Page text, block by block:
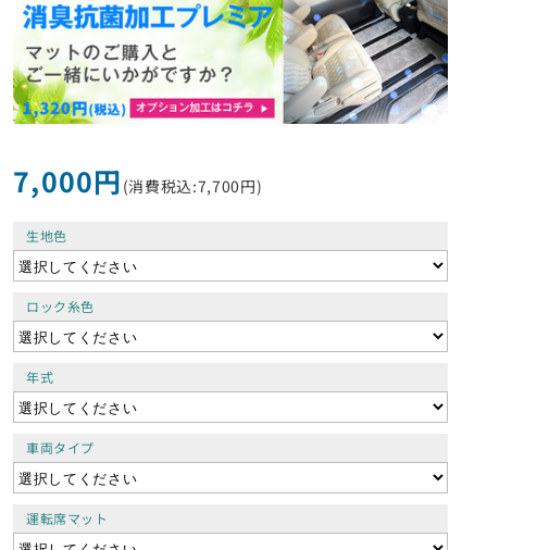
7,000円 (消費税込:7,700円)
生地色
ロック糸色
年式
車両タイプ
運転席マット